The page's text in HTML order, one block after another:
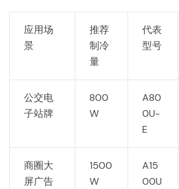
应用场
景
推荐
制冷
量
代表
型号
公交电
子站牌
800
W
A80
0U-
E
商圈大
屏广告
1500
W
A15
00U